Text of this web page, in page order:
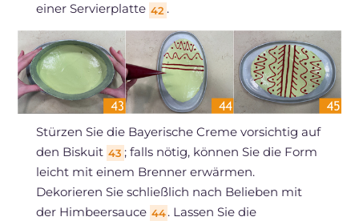
einer Servierplatte 42 .
Stürzen Sie die Bayerische Creme vorsichtig auf
den Biskuit 43 ; falls nötig, können Sie die Form
leicht mit einem Brenner erwärmen.
Dekorieren Sie schließlich nach Belieben mit
der Himbeersauce 44 . Lassen Sie die